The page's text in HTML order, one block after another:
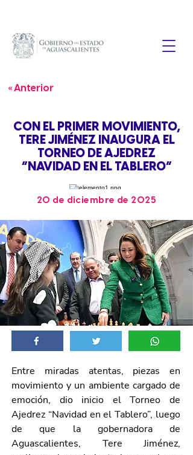
« Anterior
CON EL PRIMER MOVIMIENTO,
TERE JIMÉNEZ INAUGURA EL
TORNEO DE AJEDREZ
“NAVIDAD EN EL TABLERO”
20 de diciembre de 2025
Entre miradas atentas, piezas en
movimiento y un ambiente cargado de
emoción, dio inicio el Torneo de
Ajedrez “Navidad en el Tablero”, luego
de que la gobernadora de
Aguascalientes, Tere Jiménez,